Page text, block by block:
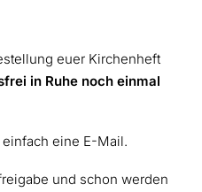
euer Kirchenheft
in Ruhe noch einmal
eine E-Mail.
und schon werden